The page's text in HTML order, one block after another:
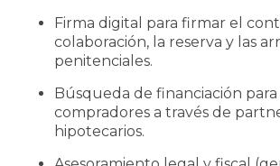
Firma digital para firmar el
colaboración, la reserva y las
penitenciales.
Búsqueda de financiación
compradores a través de
hipotecarios.